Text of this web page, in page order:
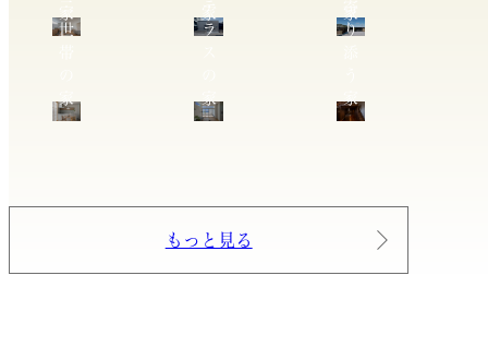
世
家
ラ
家
り
家
もっと見る